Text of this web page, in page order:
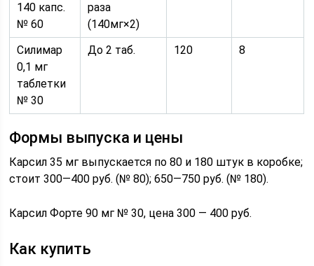
140 капс.
№ 60
раза
(140мг×2)
Силимар
0,1 мг
таблетки
№ 30
До 2 таб. 120 8
Формы выпуска и цены
Карсил 35 мг выпускается по 80 и 180 штук в коробке;
стоит 300—400 руб. (№ 80); 650—750 руб. (№ 180).
Карсил Форте 90 мг № 30, цена 300 — 400 руб.
Как купить